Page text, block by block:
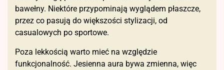
bawełny. Niektóre przypominają wyglądem płaszcze,
przez co pasują do większości stylizacji, od
casualowych po sportowe.
Poza lekkością warto mieć na względzie
funkcjonalność. Jesienna aura bywa zmienna, więc